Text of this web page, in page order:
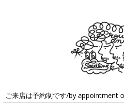
ご来店は予約制です/by appointment